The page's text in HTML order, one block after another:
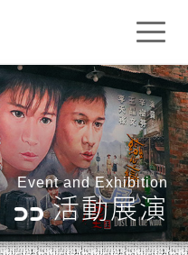
Event and Exhibition
活動展演